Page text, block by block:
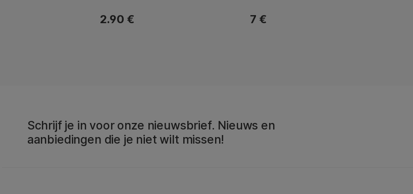
2.90 € 7 €
Schrijf je in voor onze nieuwsbrief. Nieuws en
aanbiedingen die je niet wilt missen!